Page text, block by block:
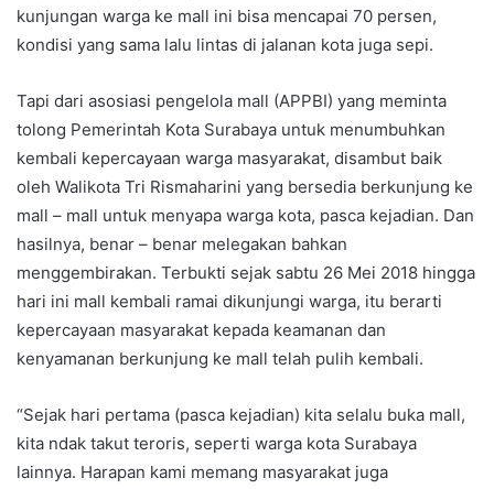
kunjungan warga ke mall ini bisa mencapai 70 persen,
kondisi yang sama lalu lintas di jalanan kota juga sepi.
Tapi dari asosiasi pengelola mall (APPBI) yang meminta
tolong Pemerintah Kota Surabaya untuk menumbuhkan
kembali kepercayaan warga masyarakat, disambut baik
oleh Walikota Tri Rismaharini yang bersedia berkunjung ke
mall – mall untuk menyapa warga kota, pasca kejadian. Dan
hasilnya, benar – benar melegakan bahkan
menggembirakan. Terbukti sejak sabtu 26 Mei 2018 hingga
hari ini mall kembali ramai dikunjungi warga, itu berarti
kepercayaan masyarakat kepada keamanan dan
kenyamanan berkunjung ke mall telah pulih kembali.
“Sejak hari pertama (pasca kejadian) kita selalu buka mall,
kita ndak takut teroris, seperti warga kota Surabaya
lainnya. Harapan kami memang masyarakat juga